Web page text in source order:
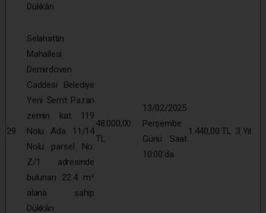
Dükkân
29
Selahattin
Mahallesi
Demirdöven
Caddesi Belediye
Yeni Semt Pazarı
zemin kat 119
Nolu Ada 11/14
Nolu parsel No:
Z/1 adresinde
bulunan 22.4 m²
alana sahip
Dükkân
48.000,00
TL
13/02/2025
Perşembe
Günü Saat
10:00’da
1.440,00 TL 3 Yıl